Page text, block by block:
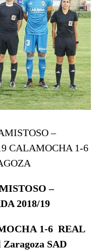
–
2018/19
1-6 REAL